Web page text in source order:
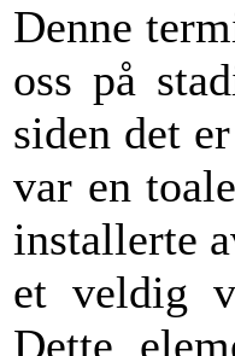
Denne
oss på
siden det
var en
installerte
et veldig
Dette